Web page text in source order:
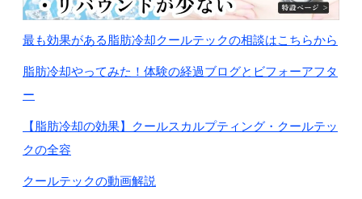
最も効果がある脂肪冷却クールテックの相談はこちらから
脂肪冷却やってみた！体験の経過ブログとビフォーアフタ
ー
【脂肪冷却の効果】クールスカルプティング・クールテッ
クの全容
クールテックの動画解説